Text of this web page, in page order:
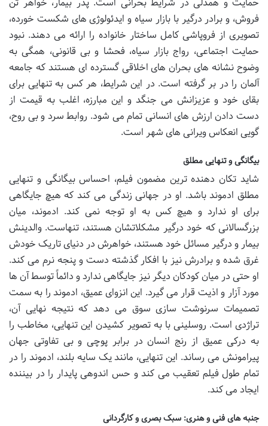
فروش، و برادر درگیر با بازار سیاه و ایدئولوژی های شکست خورده،
تصویری از فروپاشی کامل ساختار خانواده را ارائه می دهند. نبود
حمایت اجتماعی، رواج بازار سیاه، فحشا و بی قانونی، همگی به
وضوح نشانه های بحران های اخلاقی گسترده ای هستند که جامعه
آلمان را در بر گرفته است. در این شرایط، هر کس به تنهایی برای
بقای خود و عزیزانش می جنگد و این مبارزه، اغلب به قیمت از
دست دادن ارزش های انسانی تمام می شود. روابط سرد و بی روح،
گویی انعکاس ویرانی های شهر است.
بیگانگی و تنهایی مطلق
شاید تکان دهنده ترین مضمون فیلم، احساس بیگانگی و تنهایی
مطلق ادموند باشد. او در جهانی زندگی می کند که هیچ جایگاهی
برای او ندارد و هیچ کس به او توجه نمی کند. ادموند، میان
بزرگسالانی که خود درگیر مشکلاتشان هستند، تنهاست. والدینش
بیمار و درگیر مسائل خود هستند، خواهرش در دنیای تاریک خودش
غرق شده و برادرش نیز با افکار گذشته دست و پنجه نرم می کند.
او حتی در میان کودکان دیگر نیز جایگاهی ندارد و دائماً توسط آن ها
مورد آزار و اذیت قرار می گیرد. این انزوای عمیق، ادموند را به سمت
تصمیمات سرنوشت سازی سوق می دهد که نتیجه نهایی آن،
تراژدی است. روسلینی با به تصویر کشیدن این تنهایی، مخاطب را
به درکی عمیق از رنج انسان در برابر پوچی و بی تفاوتی جهان
پیرامونش می رساند. این تنهایی، مانند یک سایه بلند، ادموند را در
تمام طول فیلم تعقیب می کند و حس اندوهی پایدار را در بیننده
ایجاد می کند.
جنبه های فنی و هنری: سبک بصری و کارگردانی